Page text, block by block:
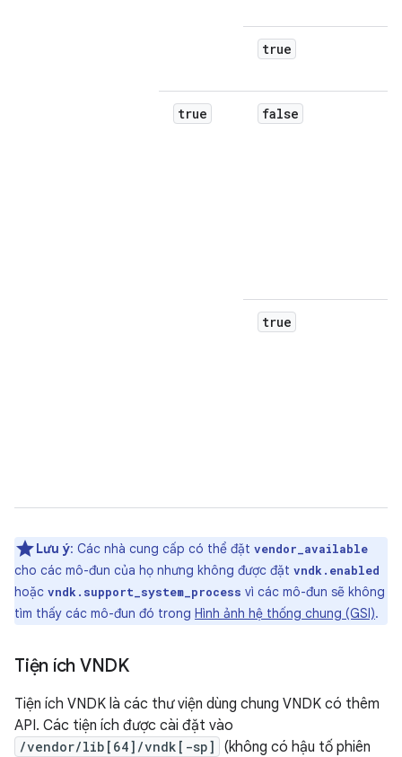
true
true false
true
Lưu ý: Các nhà cung cấp có thể đặt vendor_available
cho các mô-đun của họ nhưng không được đặt vndk.enabled
hoặc vndk.support_system_process vì các mô-đun sẽ không
tìm thấy các mô-đun đó trong Hình ảnh hệ thống chung (GSI).
Tiện ích VNDK
Tiện ích VNDK là các thư viện dùng chung VNDK có thêm
API. Các tiện ích được cài đặt vào
/vendor/lib[64]/vndk[-sp]
(không có hậu tố phiên